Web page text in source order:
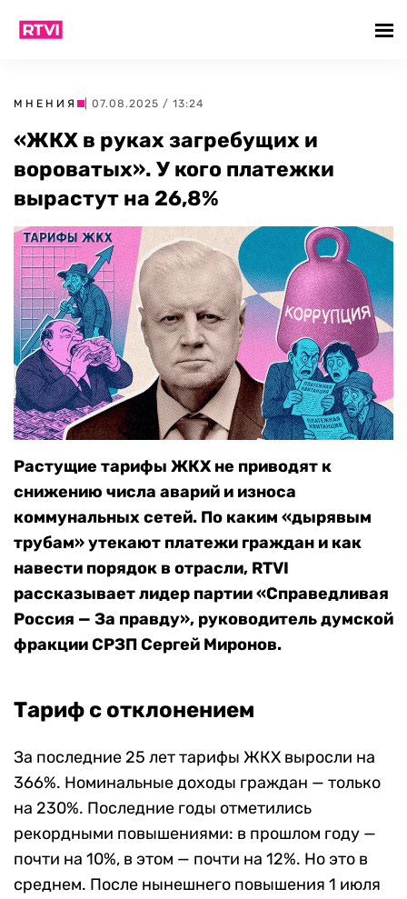
МНЕНИЯ | 07.08.2025 / 13:24
«ЖКХ в руках загребущих и
вороватых». У кого платежки
вырастут на 26,8%
Растущие тарифы ЖКХ не приводят к
снижению числа аварий и износа
коммунальных сетей. По каким «дырявым
трубам» утекают платежи граждан и как
навести порядок в отрасли, RTVI
рассказывает лидер партии «Справедливая
Россия — За правду», руководитель думской
фракции СРЗП Сергей Миронов.
Тариф с отклонением
За последние 25 лет тарифы ЖКХ выросли на
366%. Номинальные доходы граждан — только
на 230%. Последние годы отметились
рекордными повышениями: в прошлом году —
почти на 10%, в этом — почти на 12%. Но это в
среднем. После нынешнего повышения 1 июля